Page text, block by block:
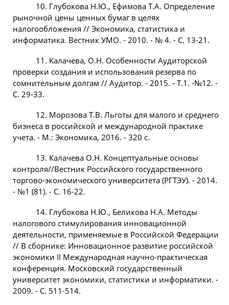
10. Глубокова Н.Ю., Ефимова Т.А. Определение
рыночной цены ценных бумаг в целях
налогообложения // Экономика, статистика и
информатика. Вестник УМО. - 2010. - № 4. - С. 13-21.
11. Калачева, О.Н. Особенности Аудиторской
проверки создания и использования резерва по
сомнительным долгам // Аудитор. - 2015. - Т.1. -№12. -
С. 29-33.
12. Морозова Т.В. Льготы для малого и среднего
бизнеса в российской и международной практике
учета. - М.: Экономика, 2016. - 320 с.
13. Калачева О.Н. Концептуальные основы
контроля//Вестник Российского государственного
торгово-экономического университета (РГТЭУ). - 2014.
- №1 (81). - С. 16-22.
14. Глубокова Н.Ю., Беликова Н.А. Методы
налогового стимулирования инновационной
деятельности, применяемые в Российской Федерации
// В сборнике: Инновационное развитие российской
экономики II Международная научно-практическая
конференция. Московский государственный
университет экономики, статистики и информатики. -
2009. - С. 511-514.